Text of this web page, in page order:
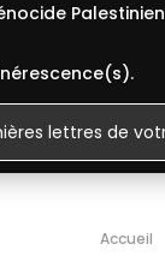
Palestinien
Accueil